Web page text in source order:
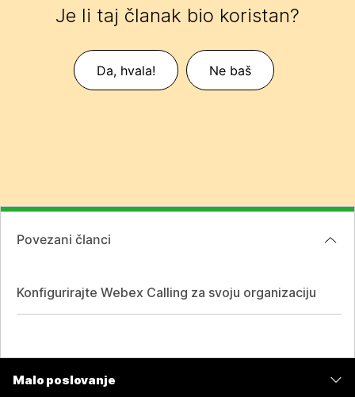
Je li taj članak bio koristan?
Da, hvala! Ne baš
Povezani članci
Konfigurirajte Webex Calling za svoju organizaciju
Malo poslovanje